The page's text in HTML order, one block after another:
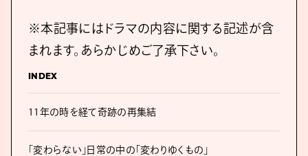
※本記事にはドラマの内容に関する記述が含
まれます。あらかじめご了承下さい。
INDEX
11年の時を経て奇跡の再集結
「変わらない」日常の中の「変わりゆくもの」